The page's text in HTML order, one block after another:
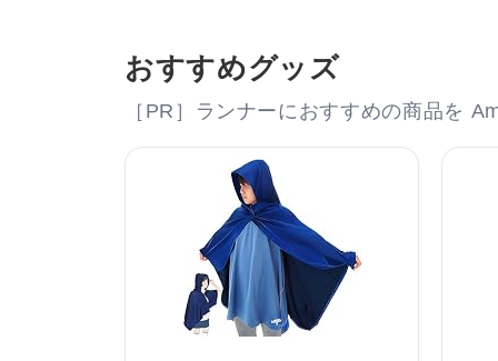
おすすめグッズ
［PR］ランナーにおすすめの商品を